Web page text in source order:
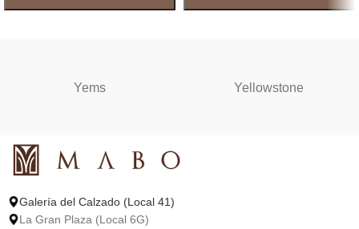
Yems Yellowstone
Galería del Calzado (Local 41)
La Gran Plaza (Local 6G)